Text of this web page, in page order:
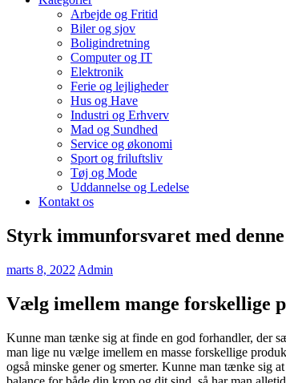
Arbejde og Fritid
Biler og sjov
Boligindretning
Computer og IT
Elektronik
Ferie og lejligheder
Hus og Have
Industri og Erhverv
Mad og Sundhed
Service og økonomi
Sport og friluftsliv
Tøj og Mode
Uddannelse og Ledelse
Kontakt os
Styrk immunforsvaret med
marts 8, 2022 Admin
Vælg imellem mange forskellige
Kunne man tænke sig at finde en god forhandler, der
man lige nu vælge imellem en masse forskellige
også minske gener og smerter. Kunne man tænke sig